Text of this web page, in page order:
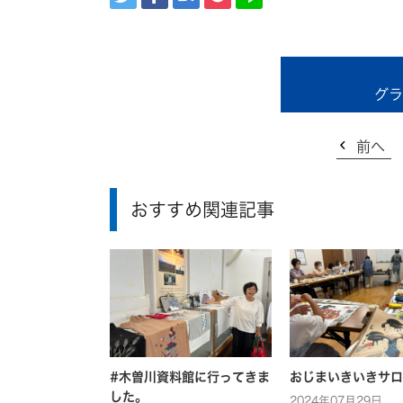
グ
前へ
おすすめ関連記事
#木曽川資料館に行ってきま
した。
おじまいきいきサ